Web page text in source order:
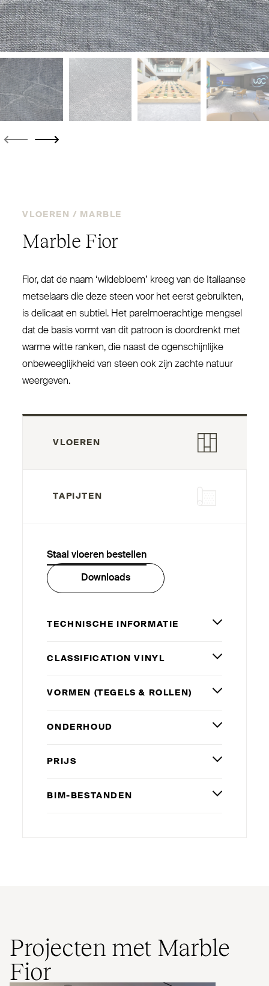
VLOEREN / MARBLE
Marble Fior
Fior, dat de naam ‘wil­debloem’ kreeg van de Ita­liaanse
met­selaars die deze steen voor het eerst gebruikten,
is delicaat en subtiel. Het parel­moer­achtige mengsel
dat de basis vormt van dit patroon is doordrenkt met
warme witte ranken, die naast de ogen­schijnlijke
onbe­weeg­lijkheid van steen ook zijn zachte natuur
weergeven.
VLOEREN
TAPIJTEN
Staal vloeren bestellen
Downloads
TECHNISCHE INFORMATIE
CLAS­SI­FICATION VINYL
VORMEN (TEGELS& ROLLEN)
ONDERHOUD
PRIJS
BIM-BESTANDEN
Projecten met Marble
Fior